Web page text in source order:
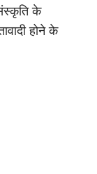
के
होने के